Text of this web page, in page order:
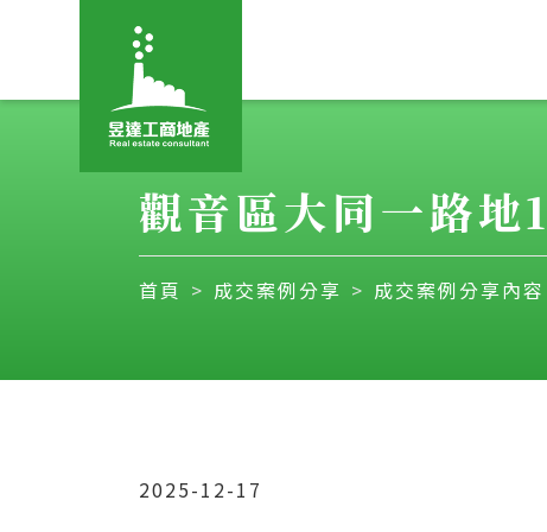
觀音區大同一路
首頁 成交案例分享 成交案例分享內容
2025-12-17